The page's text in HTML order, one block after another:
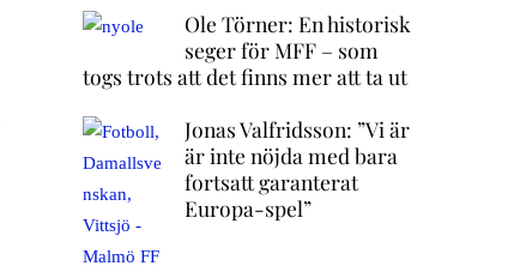
Ole Törner: En historisk
seger för MFF – som
togs trots att det finns mer att ta ut
Jonas Valfridsson: ”Vi är
är inte nöjda med bara
fortsatt garanterat
Europa-spel”